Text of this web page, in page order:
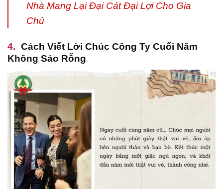
Nhà Mang Lại Đại Cát Đại Lợi Cho Gia
Chủ
Cách Viết Lời Chúc Công Ty Cuối Năm
Không Sáo Rỗng